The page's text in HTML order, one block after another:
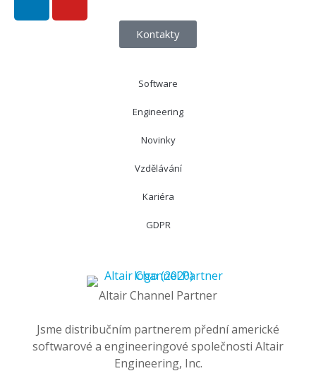
Kontakty
Software
Engineering
Novinky
Vzdělávání
Kariéra
GDPR
Altair Channel Partner
Jsme distribučním partnerem přední americké
softwarové a engineeringové společnosti Altair
Engineering, Inc.